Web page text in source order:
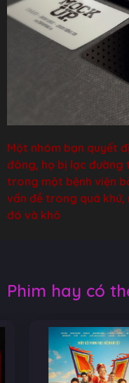
Một nhóm bạn quyết
đông, họ bị lạc
trong một bệnh viện
vấn đề trong quá khứ,
đó và khô
Phim hay có